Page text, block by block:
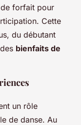
forfait pour
Cette
du débutant
bienfaits de
un rôle
de danse. Au